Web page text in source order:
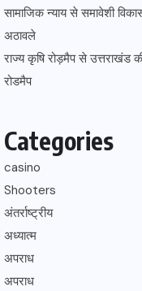
सामाजिक न्याय से समावेशी
अठावले
राज्य कृषि रोड़मैप से उत्तराखंड
रोडमैप
Categories
casino
Shooters
अंतर्राष्ट्रीय
अध्यात्म
अपराध
अपराध